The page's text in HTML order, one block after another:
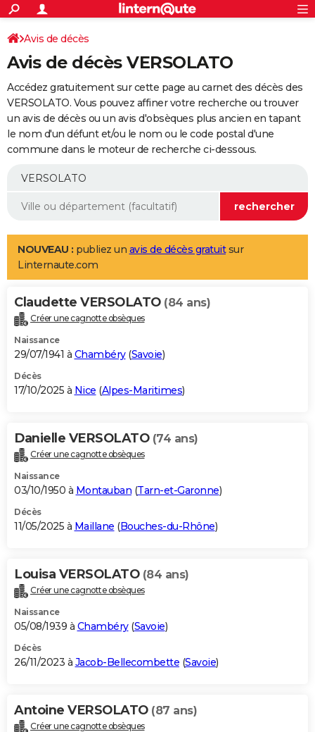
ACTUALITÉS
Politique
Société
Faits Divers
Education
Monde
Villes
+
SPORT
Coupe du monde 2026
Football
Tennis
Cyclisme
Rugby
Forum
Programme TV
TNT
Streaming
Cinéma
Sorties cinéma
Musique
+
FINANCE
Impôts
Immobilier
Risques naturels par ville
Banque
Assurance
Crédit
AUTO
Essais
Réserver un essai
Citadines
Berlines
SUV
Forum auto
+
Mobiles
Meilleur smartphone
Internet
Ordinateurs
Jeux vidéo
Guide high-tech
Aménagement intérieur
LIFESTYLE
Art de vivre
Bien-être
Loisirs
Mode
Modes de vie
Alimentation
Guide de la santé
Maladies
Médicaments
Sommeil
VOYAGE
Destinations
City break
Voyage nature
Voyage de noces
Forum
Climat
+PHOTO
GUIDES D'ACHAT
BONS PLANS
Carte de Noël
Carte Bonne année
Carte Saint-Valentin
Carte Pâques
Carte d'anniversaire
DICTIONNAIRE
Dictionnaire
Biographies
Citations
Expressions
Proverbes
PROGRAMME TV
S'inscrire
Se connecter
Lycées
Collèges
Primaires
Universités
Entreprises
Service militaire
Avis de recherche
AVIS DE DÉCÈS
Bricolage
Lifestyle
Culture
Sport
Auto
Television
Voyage
Cinema
Avis de décès
Avis de décès VERSOLATO
Accédez gratuitement sur cette page au carnet des décès des
VERSOLATO. Vous pouvez affiner votre recherche ou trouver
un avis de décès ou un avis d'obsèques plus ancien en tapant
le nom d'un défunt et/ou le nom ou le code postal d'une
commune dans le moteur de recherche ci-dessous.
NOUVEAU : publiez un avis de décès gratuitsur
Linternaute.com
Claudette VERSOLATO (84 ans)
Créer une cagnotte obsèques
Naissance
29/07/1941 à Chambéry(Savoie)
Décès
17/10/2025 à Nice (Alpes-Maritimes)
Danielle VERSOLATO (74 ans)
Créer une cagnotte obsèques
Naissance
03/10/1950 à Montauban (Tarn-et-Garonne)
Décès
11/05/2025 à Maillane (Bouches-du-Rhône)
Louisa VERSOLATO (84 ans)
Créer une cagnotte obsèques
Naissance
05/08/1939 à Chambéry(Savoie)
Décès
26/11/2023 à Jacob-Bellecombette (Savoie)
Antoine VERSOLATO (87 ans)
Créer une cagnotte obsèques